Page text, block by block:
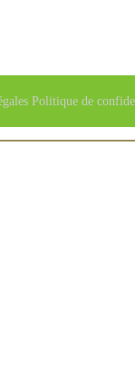
Politique de